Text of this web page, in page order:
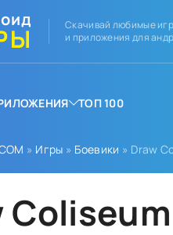
Скачивай любимые
и приложения для
ТОП 100
» Игры » Боевики » Draw